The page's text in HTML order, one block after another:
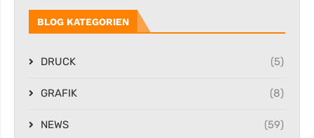
BLOG KATEGORIEN
DRUCK (5)
GRAFIK (8)
NEWS (59)